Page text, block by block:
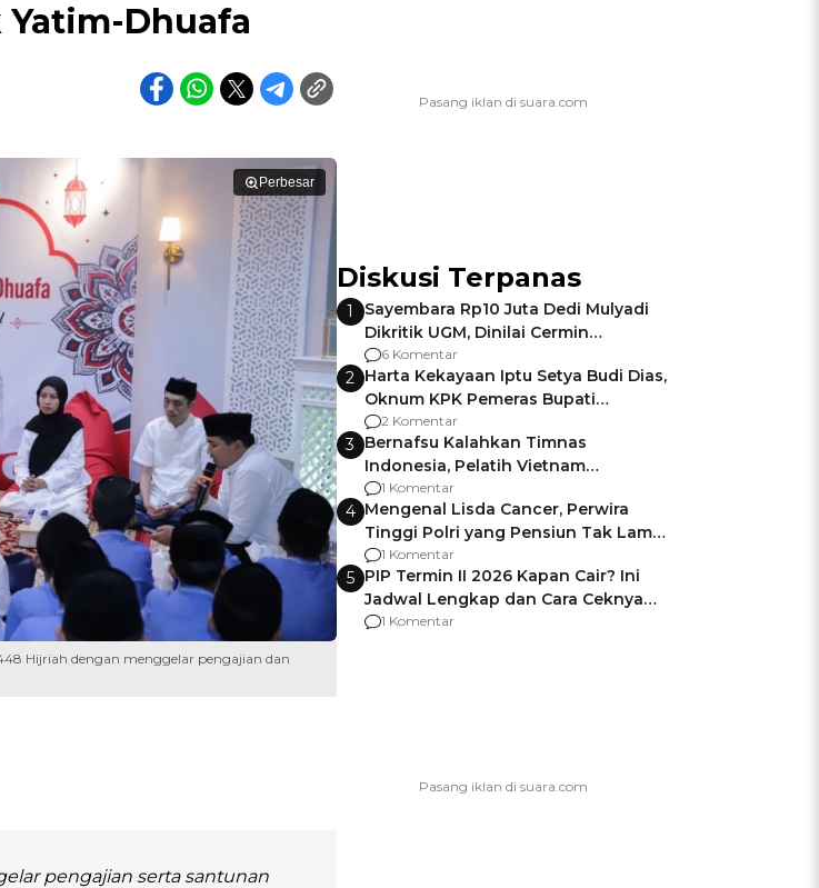
Dhuafa
Perbesar
Hijriah dengan menggelar pengajian dan
pengajian serta santunan
Diskusi Terpanas
1
Sayembara Rp10 Juta Dedi Mulyadi
Dikritik UGM, Dinilai Cermin
Gagalnya Negara Jamin Keamanan
6 Komentar
2 Harta Kekayaan Iptu Setya Budi Dias,
Oknum KPK Pemeras Bupati
Pemalang
2 Komentar
3 Bernafsu Kalahkan Timnas
Indonesia, Pelatih Vietnam
Berencana Pakai Jimat di Pakansari
1 Komentar
4 Mengenal Lisda Cancer, Perwira
Tinggi Polri yang Pensiun Tak Lama
Usai Jadi Brigjen
1 Komentar
5 PIP Termin II 2026 Kapan Cair? Ini
Jadwal Lengkap dan Cara Ceknya
agar Dana Tidak Hangus!
1 Komentar